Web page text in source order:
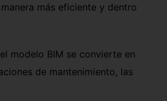
más eficiente y dentro
modelo BIM se convierte en
de mantenimiento, las